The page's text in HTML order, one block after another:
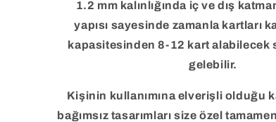
1.2 mm kalınlığında iç ve dış
yapısı sayesinde zamanla kartları
kapasitesinden 8-12 kart alabilecek
gelebilir.
Kişinin kullanımına elverişli olduğu
bağımsız tasarımları size özel